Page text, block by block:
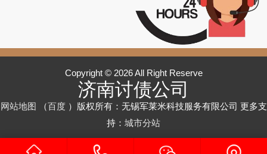
Copyright © 2026 All Right Reserve
济南讨债公司
网站地图 （百度）版权所有：无锡军莱米科技服务有限公司 更多支
持： 城市分站